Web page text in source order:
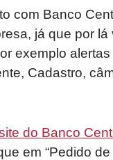
com Banco
já que por
exemplo
Cadastro,
do Banco
em “Pedido